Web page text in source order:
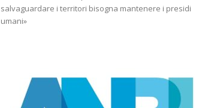
salvaguardare i territori bisogna mantenere i presidi
umani»